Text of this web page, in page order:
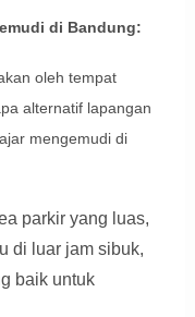
di Bandung:
oleh tempat
alternatif lapangan
mengemudi di
parkir yang luas,
di luar jam sibuk,
baik untuk